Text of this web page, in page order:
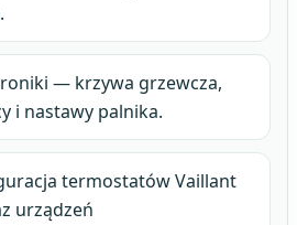
— krzywa grzewcza,
i nastawy palnika.
termostatów Vaillant
urządzeń